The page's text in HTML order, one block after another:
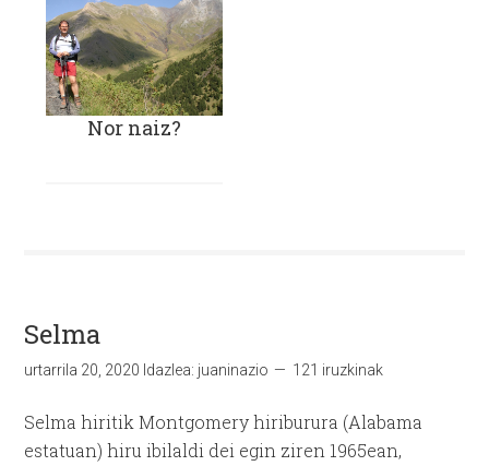
Nor naiz?
Selma
urtarrila 20, 2020 Idazlea: juaninazio 121 iruzkinak
Selma hiritik Montgomery hiriburura (Alabama
estatuan) hiru ibilaldi dei egin ziren 1965ean,